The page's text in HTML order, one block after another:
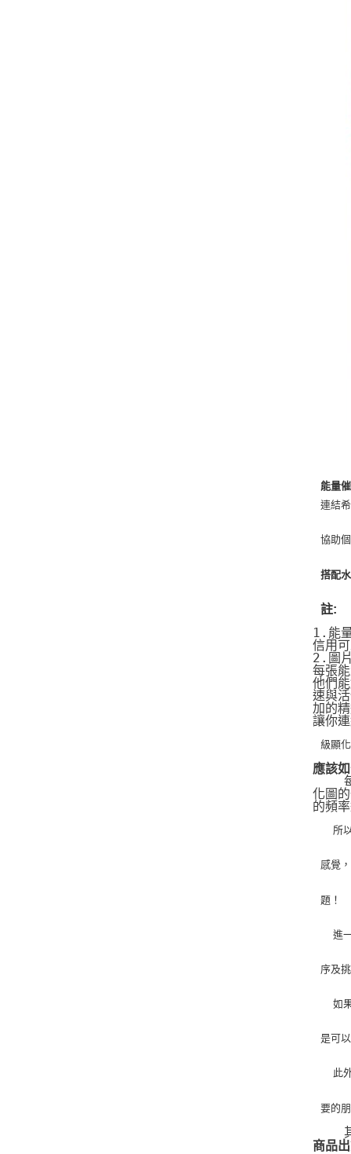
能量
連結
協助
搭配
註:
1.能
信用
2.圖
每張
他們
速與
加的
讓你
級顯
應該
化圖
的頻
感覺
題！
序及
是可
要的
商品